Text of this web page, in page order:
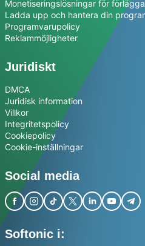
Monetiseringslösningar för
Ladda upp och hantera din
Programvarupolicy
Reklammöjligheter
Juridiskt
DMCA
Juridisk information
Villkor
Integritetspolicy
Cookiepolicy
Cookie-inställningar
Social media
Softonic i: